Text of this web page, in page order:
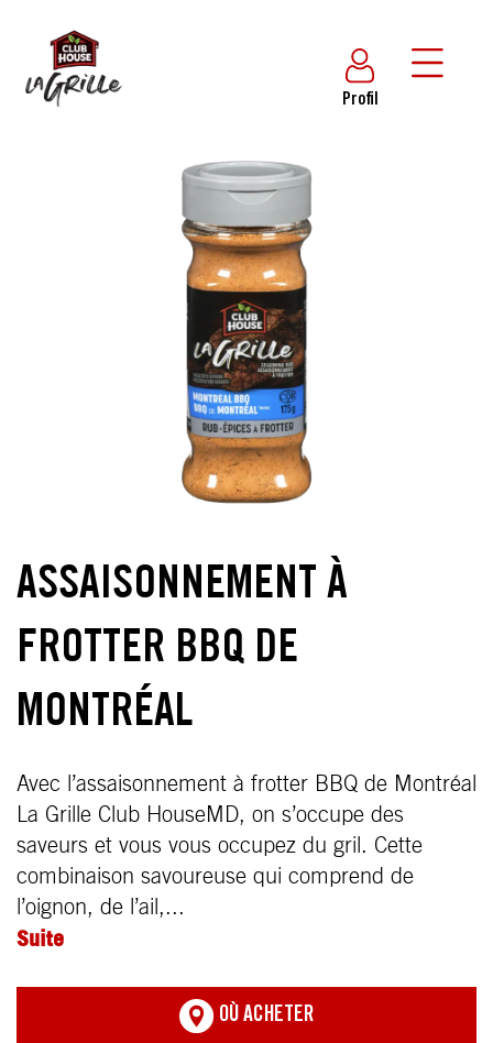
Profil
ASSAISONNEMENT À
FROTTER BBQ DE
MONTRÉAL
Avec l’assaisonnement à frotter BBQ de Montréal
La Grille Club HouseMD, on s’occupe des
saveurs et vous vous occupez du gril. Cette
combinaison savoureuse qui comprend de
l’oignon, de l’ail,...
Suite
OÙ ACHETER